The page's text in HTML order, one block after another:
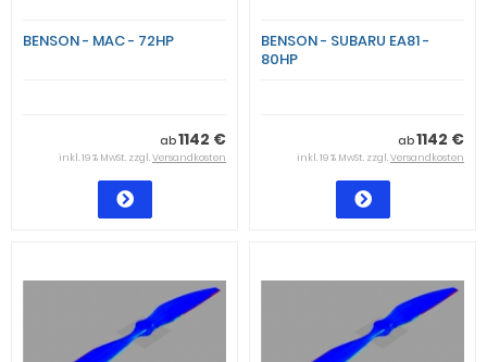
BENSON - MAC - 72HP
ab1142 €
inkl. 19 % MwSt. zzgl.Versandkosten
BENSON - SUBARU EA81 -
80HP
ab1142 €
inkl. 19 % MwSt. zzgl.Versandkosten